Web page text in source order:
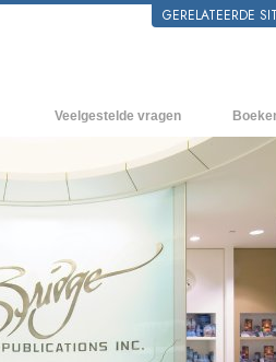
GERELATEERDE
Veelgestelde vragen
Achtergrond en Grondbeginselen
Binnen in een Kerk
De organisatie van Scientology
Films
Hoe men
De
De
Omgeving
Assisten